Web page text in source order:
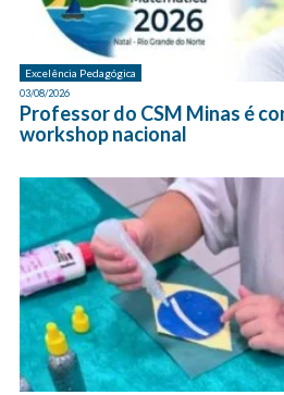
Excelência Pedagógica
03/08/2026
Professor do CSM Minas é
workshop nacional